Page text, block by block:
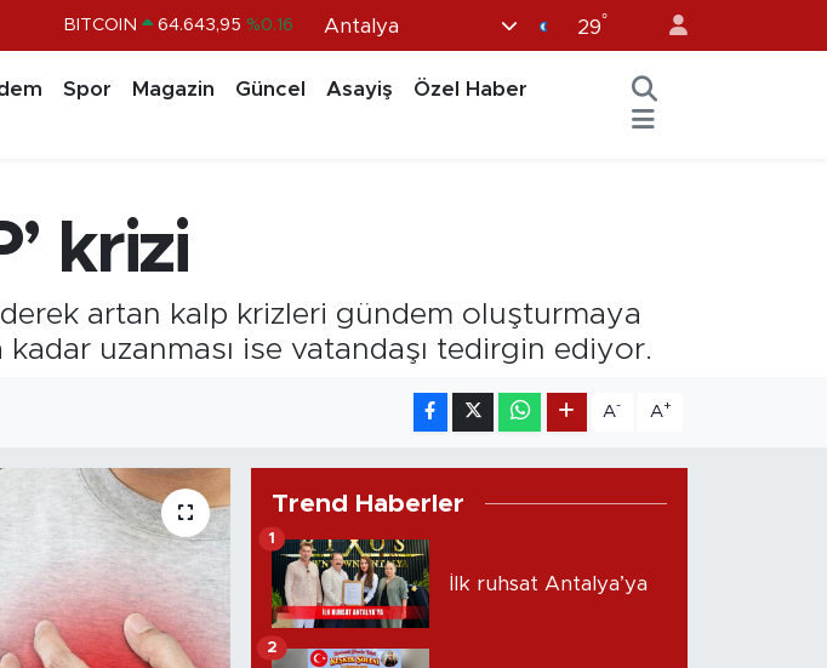
DOLAR 47,6006 %0.06
BITCOIN 64.643,95
Antalya 29°
Spor Magazin Güncel Asayiş
Özel Haber
krizi
artan kalp krizleri gündem oluşturmaya
uzanması ise vatandaşı tedirgin ediyor.
A- A+
Trend Haberler
İlk ruhsat Antalya’ya
1
2